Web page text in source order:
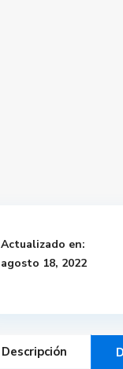
Actualizado en:
agosto 18, 2022
Descripción